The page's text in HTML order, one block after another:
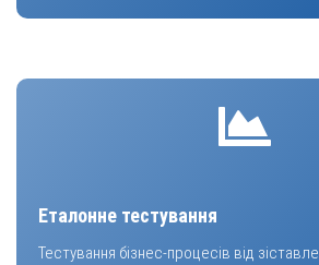
Еталонне тестування
Тестування бізнес-процесів від